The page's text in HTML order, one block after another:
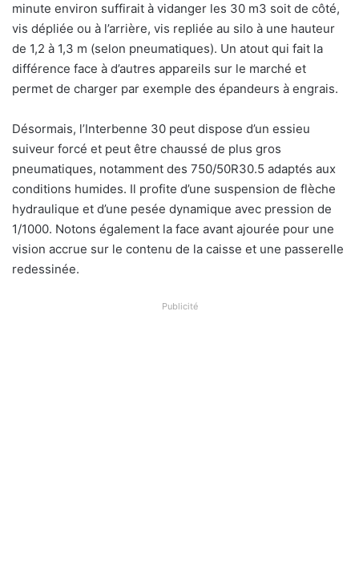
minute environ suffirait à vidanger les 30 m3 soit de côté,
vis dépliée ou à l’arrière, vis repliée au silo à une hauteur
de 1,2 à 1,3 m (selon pneumatiques). Un atout qui fait la
différence face à d’autres appareils sur le marché et
permet de charger par exemple des épandeurs à engrais.
Désormais, l’Interbenne 30 peut dispose d’un essieu
suiveur forcé et peut être chaussé de plus gros
pneumatiques, notamment des 750/50R30.5 adaptés aux
conditions humides. Il profite d’une suspension de flèche
hydraulique et d’une pesée dynamique avec pression de
1/1000. Notons également la face avant ajourée pour une
vision accrue sur le contenu de la caisse et une passerelle
redessinée.
Publicité